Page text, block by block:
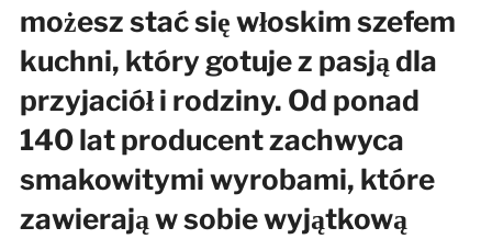
możesz stać się włoskim szefem
kuchni, który gotuje z pasją dla
przyjaciół i rodziny. Od ponad
140 lat producent zachwyca
smakowitymi wyrobami, które
zawierają w sobie wyjątkową